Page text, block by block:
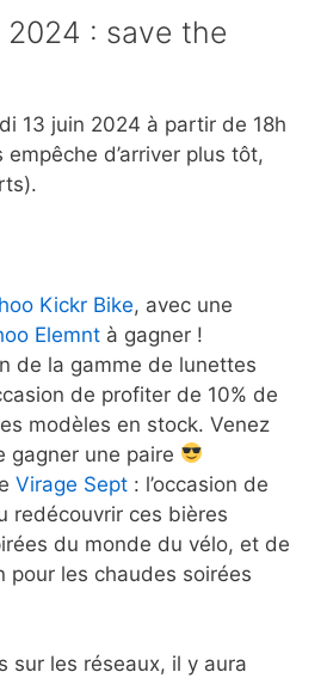
2024 : save the
13 juin 2024 à partir de 18h
d’arriver plus tôt,
Kickr Bike, avec une
Elemnt à gagner !
de la gamme de lunettes
de profiter de 10% de
modèles en stock. Venez
gagner une paire
Virage Sept : l’occasion de
redécouvrir ces bières
du monde du vélo, et de
pour les chaudes soirées
sur les réseaux, il y aura